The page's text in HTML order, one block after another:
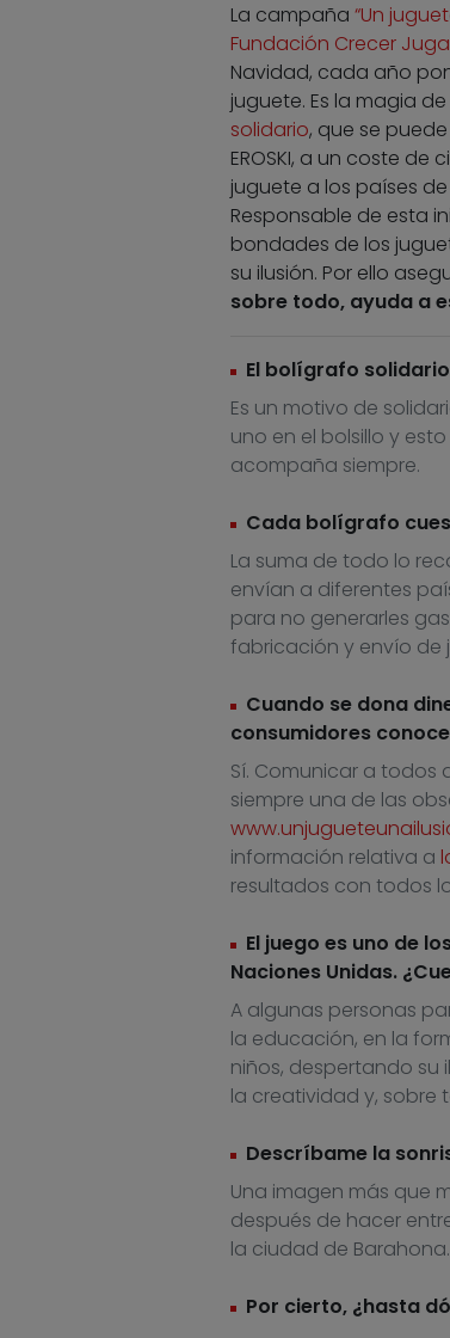
La campaña “Un
Fundación Crecer
Navidad, cada año
juguete. Es la magia
solidario, que se
EROSKI, a un coste
juguete a los países de
Responsable de esta
bondades de los
su ilusión. Por ello
sobre todo, ayuda a
El bolígrafo
Es un motivo de
uno en el bolsillo y
acompaña siempre.
Cada bolígrafo
La suma de todo lo
envían a diferentes
para no generarles
fabricación y envío de
Cuando se dona
consumidores
Sí. Comunicar a
siempre una de las
información relativa a
resultados con todos
El juego es uno de
Naciones Unidas.
A algunas personas
la educación, en la
niños, despertando su
la creatividad y, sobre
Descríbame la
Una imagen más que
después de hacer
la ciudad de Barahona.
Por cierto, ¿hasta